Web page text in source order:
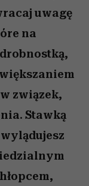
uwagę
na
związek,
Stawką